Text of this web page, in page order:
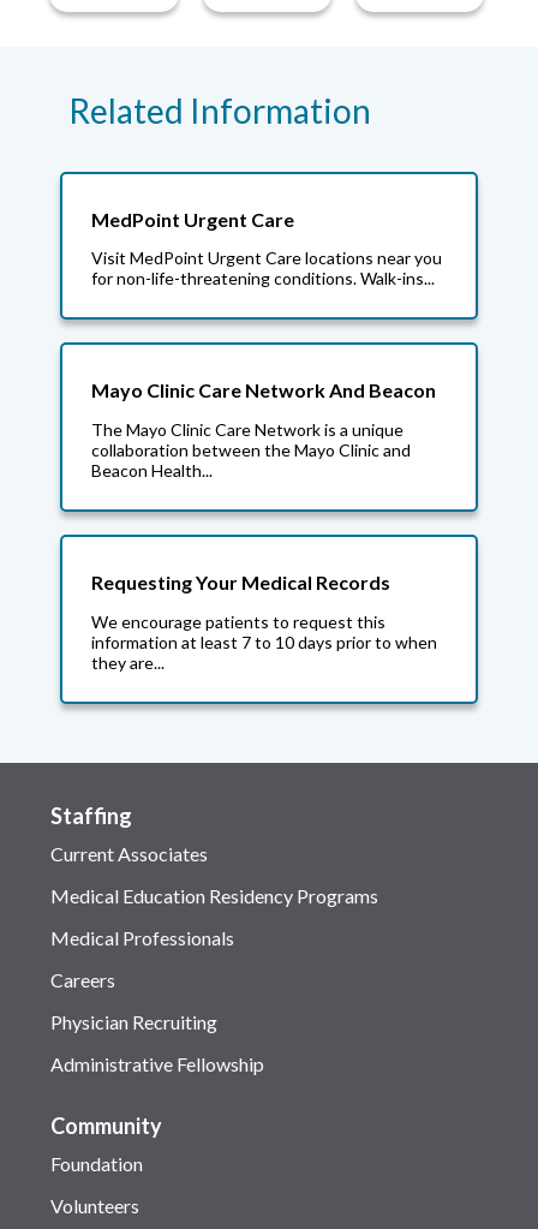
Related Information
MedPoint Urgent Care
Visit MedPoint Urgent Care locations near you
for non-life-threatening conditions. Walk-ins...
Mayo Clinic Care Network And Beacon
The Mayo Clinic Care Network is a unique
collaboration between the Mayo Clinic and
Beacon Health...
Requesting Your Medical Records
We encourage patients to request this
information at least 7 to 10 days prior to when
they are...
Staffing
Current Associates
Medical Education Residency Programs
Medical Professionals
Careers
Physician Recruiting
Administrative Fellowship
Community
Foundation
Volunteers